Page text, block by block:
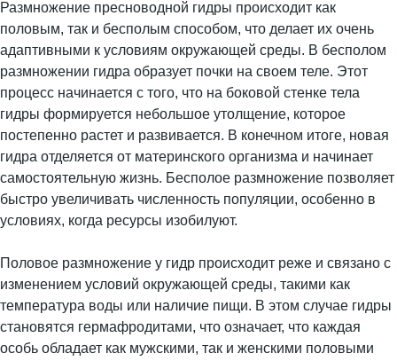
Размножение пресноводной гидры происходит как
половым, так и бесполым способом, что делает их очень
адаптивными к условиям окружающей среды. В бесполом
размножении гидра образует почки на своем теле. Этот
процесс начинается с того, что на боковой стенке тела
гидры формируется небольшое утолщение, которое
постепенно растет и развивается. В конечном итоге, новая
гидра отделяется от материнского организма и начинает
самостоятельную жизнь. Бесполое размножение позволяет
быстро увеличивать численность популяции, особенно в
условиях, когда ресурсы изобилуют.
Половое размножение у гидр происходит реже и связано с
изменением условий окружающей среды, такими как
температура воды или наличие пищи. В этом случае гидры
становятся гермафродитами, что означает, что каждая
особь обладает как мужскими, так и женскими половыми